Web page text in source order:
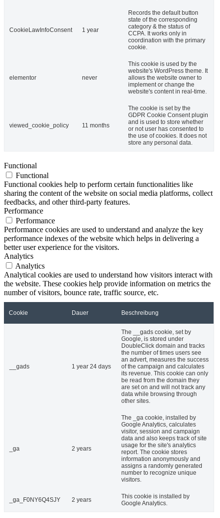
CookieLawInfoConsent 1 year
Records the default button
state of the corresponding
category & the status of
CCPA. It works only in
coordination with the primary
cookie.
elementor never
This cookie is used by the
website's WordPress theme. It
allows the website owner to
implement or change the
website's content in real-time.
viewed_cookie_policy 11 months
The cookie is set by the
GDPR Cookie Consent plugin
and is used to store whether
or not user has consented to
the use of cookies. It does not
store any personal data.
Functional
Functional
Functional cookies help to perform certain functionalities like
sharing the content of the website on social media platforms, collect
feedbacks, and other third-party features.
Performance
Performance
Performance cookies are used to understand and analyze the key
performance indexes of the website which helps in delivering a
better user experience for the visitors.
Analytics
Analytics
Analytical cookies are used to understand how visitors interact with
the website. These cookies help provide information on metrics the
number of visitors, bounce rate, traffic source, etc.
Cookie Dauer Beschreibung
__gads 1 year 24 days
The __gads cookie, set by
Google, is stored under
DoubleClick domain and tracks
the number of times users see
an advert, measures the success
of the campaign and calculates
its revenue. This cookie can only
be read from the domain they
are set on and will not track any
data while browsing through
other sites.
_ga 2 years
The _ga cookie, installed by
Google Analytics, calculates
visitor, session and campaign
data and also keeps track of site
usage for the site's analytics
report. The cookie stores
information anonymously and
assigns a randomly generated
number to recognize unique
visitors.
_ga_F0NY6Q4SJY 2 years
This cookie is installed by
Google Analytics.